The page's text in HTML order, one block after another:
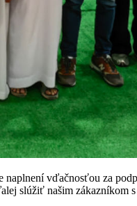
vďačnosťou za
slúžiť našim zákazníkom